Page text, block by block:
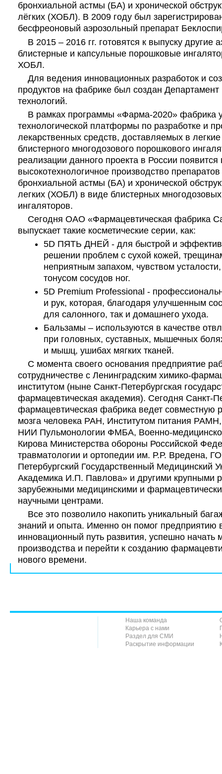
бронхиальной астмы (БА) и хронической
лёгких (ХОБЛ). В 2009 году был
бесфреоновый аэрозольный препарат
В 2015 – 2016 гг. готовятся к выпуску другие
блистерные и капсульные порошковые
ХОБЛ.
Для ведения инновационных разработок и
продуктов на фабрике был создан
технологий.
В рамках программы «Фарма-2020» фабрика
технологической платформы по разработке и
лекарственных средств, доставляемых в
блистерного многодозового порошкового
реализации данного проекта в России появится
высокотехнологичное производство
бронхиальной астмы (БА) и хронической
легких (ХОБЛ) в виде блистерных
ингаляторов.
Сегодня ОАО «Фармацевтическая фабрика
выпускает такие косметические серии, как:
5D ПЯТЬ ДНЕЙ - для быстрой и
решении проблем с сухой кожей,
неприятным запахом, чувством
тонусом сосудов ног.
5D Premium Professional -
и рук, которая, благодаря улучшенным
для салонного, так и домашнего ухода.
Бальзамы – используются в качестве
при головных, суставных, мышечных
и мышц, ушибах мягких тканей.
С момента своего основания предприятие
сотрудничестве с Ленинградским химико-
институтом (ныне Санкт-Петербургская
фармацевтическая академия). Сегодня Санкт-
фармацевтическая фабрика ведет совместную
мозга человека РАН, Институтом питания
НИИ Пульмонологии ФМБА, Военно-
Кирова Министерства обороны Российской
травматологии и ортопедии им. Р.Р. Вредена,
Петербургский Государственный Медицинский
Академика И.П. Павлова» и другими крупными
зарубежными медицинскими и
научными центрами.
Все это позволило накопить уникальный
знаний и опыта. Именно он помог предприятию
инновационный путь развития, успешно начать
производства и перейти к созданию
нового времени.
Наша команда
Карьера с нами
Раздел для СМИ
Раскрытие информации